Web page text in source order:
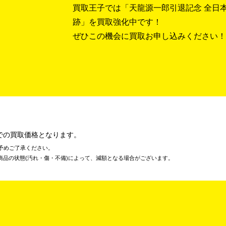
買取王子では「天龍源一郎引退記念 全日
跡」を買取強化中です！
ぜひこの機会に買取お申し込みください！
買取価格となります。
ご了承ください。
の状態(汚れ・傷・不備)によって、減額となる場合がございます。